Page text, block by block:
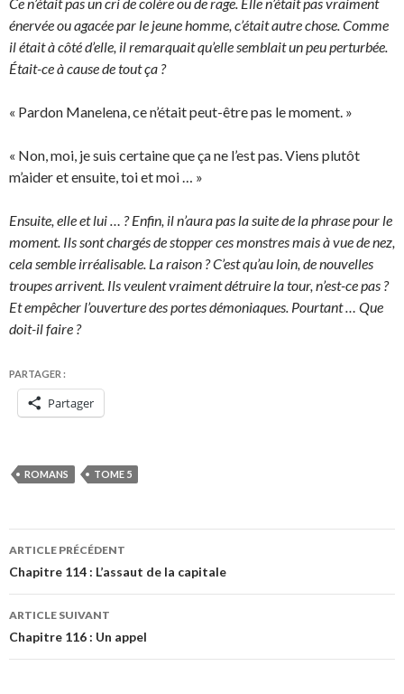
énervée ou agacée par le jeune homme, c’était autre chose. Comme
il était à côté d’elle, il remarquait qu’elle semblait un peu perturbée.
Était-ce à cause de tout ça ?
« Pardon Manelena, ce n’était peut-être pas le moment. »
« Non, moi, je suis certaine que ça ne l’est pas. Viens plutôt
m’aider et ensuite, toi et moi … »
Ensuite, elle et lui … ? Enfin, il n’aura pas la suite de la phrase pour le
moment. Ils sont chargés de stopper ces monstres mais à vue de nez,
cela semble irréalisable. La raison ? C’est qu’au loin, de nouvelles
troupes arrivent. Ils veulent vraiment détruire la tour, n’est-ce pas ?
Et empêcher l’ouverture des portes démoniaques. Pourtant … Que
doit-il faire ?
PARTAGER :
Partager
ROMANS TOME 5
Navigation
des
articles
ARTICLE PRÉCÉDENT
Chapitre 114 : L’assaut de la capitale
ARTICLE SUIVANT
Chapitre 116 : Un appel